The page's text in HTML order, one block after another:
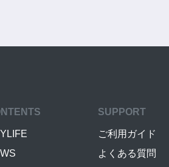
SUPPORT
ご利用ガイド
よくある質問